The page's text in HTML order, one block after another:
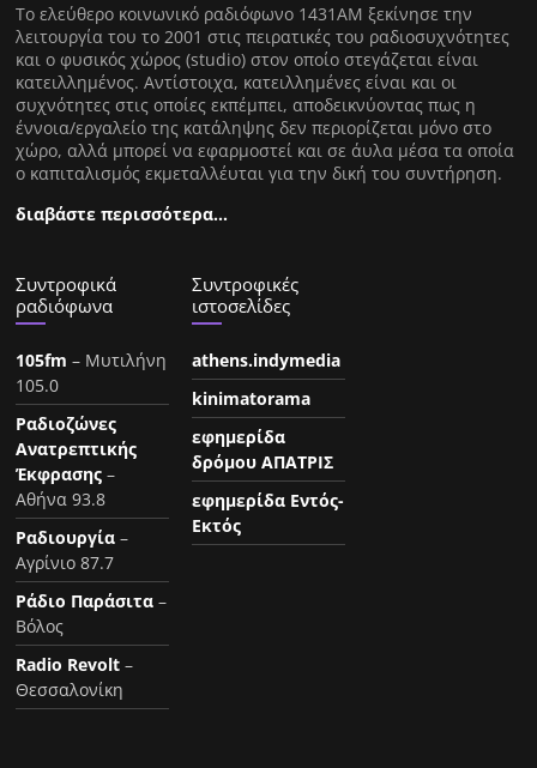
Tο ελεύθερο κοινωνικό ραδιόφωνο 1431AM ξεκίνησε την
λειτουργία του το 2001 στις πειρατικές του ραδιοσυχνότητες
και ο φυσικός χώρος (studio) στον οποίο στεγάζεται είναι
κατειλλημένος. Αντίστοιχα, κατειλλημένες είναι και οι
συχνότητες στις οποίες εκπέμπει, αποδεικνύοντας πως η
έννοια/εργαλείο της κατάληψης δεν περιορίζεται μόνο στο
χώρο, αλλά μπορεί να εφαρμοστεί και σε άυλα μέσα τα οποία
ο καπιταλισμός εκμεταλλέυται για την δική του συντήρηση.
διαβάστε περισσότερα…
Συντροφικά
ραδιόφωνα
105fm – Μυτιλήνη
105.0
Ραδιοζώνες
Ανατρεπτικής
Έκφρασης –
Αθήνα 93.8
Ραδιουργία –
Αγρίνιο 87.7
Ράδιο Παράσιτα –
Βόλος
Radio Revolt –
Θεσσαλονίκη
Συντροφικές
ιστοσελίδες
athens.indymedia
kinimatorama
εφημερίδα
δρόμου ΑΠΑΤΡΙΣ
εφημερίδα Εντός-
Εκτός